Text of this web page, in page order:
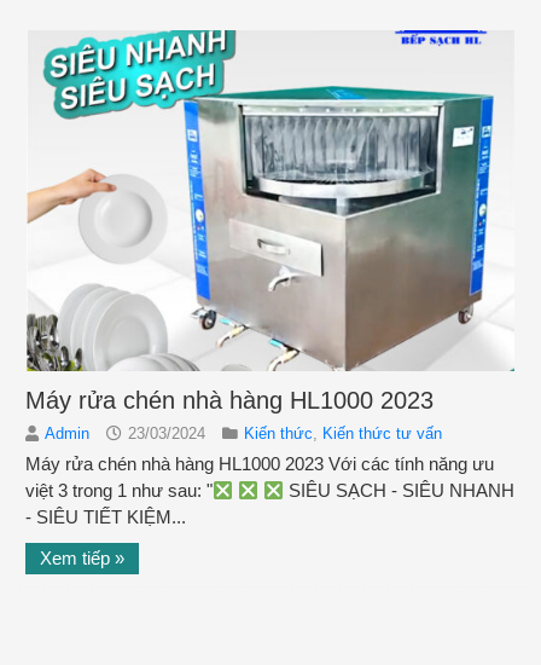
Máy rửa chén nhà hàng HL1000 2023
Admin 23/03/2024 Kiến thức, Kiến thức tư vấn
Máy rửa chén nhà hàng HL1000 2023 Với các tính năng ưu
việt 3 trong 1 như sau: "
SIÊU SẠCH - SIÊU NHANH
- SIÊU TIẾT KIỆM...
Xem tiếp »